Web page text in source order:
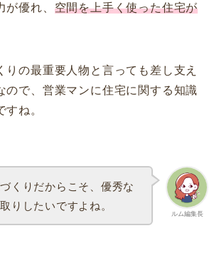
優れ、 空間を上手く使った住宅が
りの最重要人物と言っても差し支え
ので、営業マンに住宅に関する知識
ね。
ルム編集長
くりだからこそ、優秀な
りしたいですよね。